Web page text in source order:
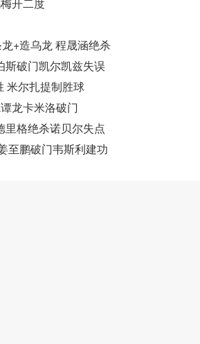
+造乌龙 程晟涵绝杀
斯破门凯尔凯兹失误
米尔扎提制胜球
龙卡米洛破门
里格绝杀诺贝尔失点
至鹏破门韦斯利建功